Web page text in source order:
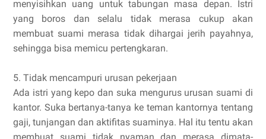
menyisihkan uang untuk tabungan masa depan. Istri
yang boros dan selalu tidak merasa cukup akan
membuat suami merasa tidak dihargai jerih payahnya,
sehingga bisa memicu pertengkaran.
5. Tidak mencampuri urusan pekerjaan
Ada istri yang kepo dan suka mengurus urusan suami di
kantor. Suka bertanya-tanya ke teman kantornya tentang
gaji, tunjangan dan aktifitas suaminya. Hal itu tentu akan